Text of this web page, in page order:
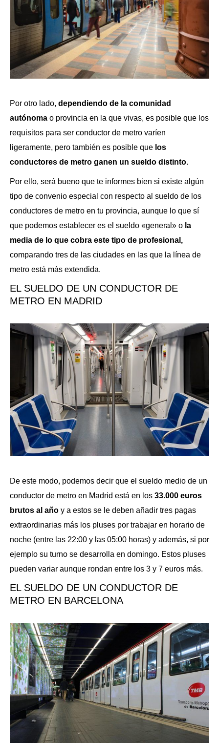
Por otro lado, dependiendo de la comunidad
autónoma o provincia en la que vivas, es posible que los
requisitos para ser conductor de metro varíen
ligeramente, pero también es posible que los
conductores de metro ganen un sueldo distinto.
Por ello, será bueno que te informes bien si existe algún
tipo de convenio especial con respecto al sueldo de los
conductores de metro en tu provincia, aunque lo que sí
que podemos establecer es el sueldo «general» o la
media de lo que cobra este tipo de profesional,
comparando tres de las ciudades en las que la línea de
metro está más extendida.
EL SUELDO DE UN CONDUCTOR DE
METRO EN MADRID
De este modo, podemos decir que el sueldo medio de un
conductor de metro en Madrid está en los 33.000 euros
brutos al año y a estos se le deben añadir tres pagas
extraordinarias más los pluses por trabajar en horario de
noche (entre las 22:00 y las 05:00 horas) y además, si por
ejemplo su turno se desarrolla en domingo. Estos pluses
pueden variar aunque rondan entre los 3 y 7 euros más.
EL SUELDO DE UN CONDUCTOR DE
METRO EN BARCELONA